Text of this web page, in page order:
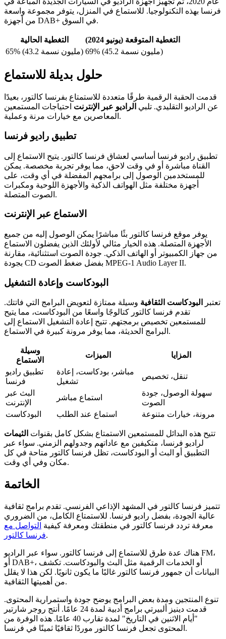
فرنسا بهذه التكنولوجيا. للاستماع في المنزل، يتوفر مجموعة واسعة
من أجهزة DAB+ في السوق.
التغطية الحالية
التغطية المتوقعة (يونيو 2024)
65% (43.2 مليون نسمة)
69% (45.2 مليون نسمة)
حلول بديلة للاستماع
قدمت الحقبة الرقمية طرقًا متعددة للاستمتاع بفرنسا كالتور، بعيدًا
عن الراديو التقليدي. تلبي الراديو عبر الإنترنت احتياجات المستمعين
المعاصرين مع خيارات مرنة وعملية.
تطبيق راديو فرنسا
تطبيق راديو فرنسا أساسي لعشاق فرنسا كالتور. يتيح الاستماع إلى
القناة مباشرة أو في وقت لاحق، مما يوفر تجربة مخصصة. يمكن
للمستخدمين الوصول إلى برامجهم المفضلة في أي وقت، على
أجهزة مختلفة مثل الهواتف الذكية والأجهزة اللوحية ومكبرات
الصوت المتصلة.
الاستماع عبر الإنترنت
يوفر موقع فرنسا كالتور بثًا مباشرًا يمكن الوصول إليه من جميع
الأجهزة المتصلة. هذه الخيار مثالي لأولئك الذين يفضلون الاستماع
من جهاز الكمبيوتر أو الهاتف الذكي. جودة الصوت استثنائية، مقارنة
بجودة CD بفضل ضغط الصوت MPEG-1 Audio Layer II.
البودكاست وإعادة التشغيل
تعتبر البودكاست الثقافية وسيلة ممتازة لتعويض البرامج التي فاتتك.
تقدم فرنسا كالتور كتالوجًا واسعًا من البودكاست، مما يتيح
للمستمعين تخصيص برمجتهم. تتيح إعادة التشغيل الاستماع إلى
البرامج الحديثة، مما يوفر مرونة كبيرة في الاستماع.
وسيلة
الاستماع
الميزات
المزايا
تطبيق راديو
فرنسا
مباشر، بودكاست، إعادة
تشغيل
تنقل، تخصيص
البث عبر
الإنترنت
استماع مباشر
سهولة الوصول، جودة
الصوت
البودكاست
استماع عند الطلب مرونة، خيارات متنوعة
تتيح هذه البدائل للمستمعين الاستمتاع بشكل كامل بقنوات الثيمات
لراديو فرنسا، متكيفين مع عاداتهم وجدولهم الزمني. سواء عبر
التطبيق أو البث أو البودكاست، تظل فرنسا كالتور متاحة في كل
مكان وفي أي وقت.
الخاتمة
تتميز فرنسا كالتور في المشهد الإذاعي الفرنسي. تقدم برامج ثقافية
عالية الجودة، بفضل راديو فرنسا. للاستمتاع الكامل، من الضروري
معرفة تردد فرنسا كالتور في منطقتك ومعرفة كيفية التواصل مع
فرنسا كالتور.
هناك عدة طرق للاستماع إلى فرنسا كالتور. سواء عبر الراديو FM،
أو DAB+، أو الخدمات الرقمية مثل البث والبودكاست. تكشف
البيانات أن جمهور فرنسا كالتور غالبًا ما يكون ثانويًا. لكن هذا لا يقلل
من أهميتها الثقافية.
تنوع المنتجين ومدة بعض البرامج يوضح جودة واستمرارية المحتوى.
قدمت دينيز ألبيرتي برامج أدبية لمدة 24 عامًا. أنتج روجر شارتير
"أيام الاثنين في التاريخ" لمدة تقارب 40 عامًا. هذه الوفرة من
المحتوى تجعل فرنسا كالتور موردًا ثقافيًا ثمينًا في فرنسا.